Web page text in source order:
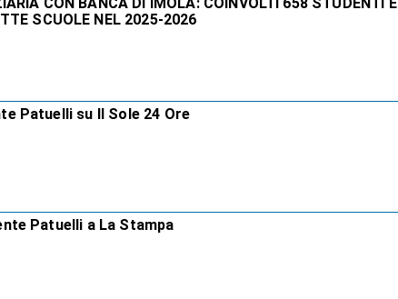
SCUOLE NEL 2025-2026
Patuelli su Il Sole 24 Ore
Patuelli a La Stampa